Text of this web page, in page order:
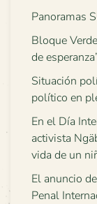
Panoramas
Bloque
de
Situación
político en
En el Día
activista
vida de un
El anuncio
Penal